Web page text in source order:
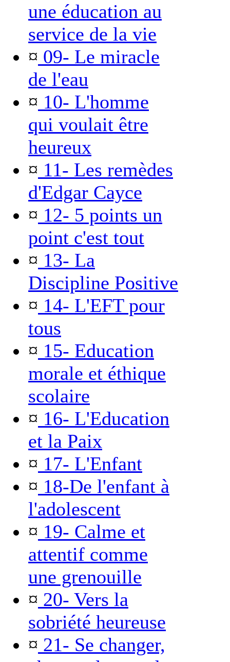
une éducation au
service de la vie
¤ 09- Le miracle
de l'eau
¤ 10- L'homme
qui voulait être
heureux
¤ 11- Les remèdes
d'Edgar Cayce
¤ 12- 5 points un
point c'est tout
¤ 13- La
Discipline Positive
¤ 14- L'EFT pour
tous
¤ 15- Education
morale et éthique
scolaire
¤ 16- L'Education
et la Paix
¤ 17- L'Enfant
¤ 18-De l'enfant à
l'adolescent
¤ 19- Calme et
attentif comme
une grenouille
¤ 20- Vers la
sobriété heureuse
¤ 21- Se changer,